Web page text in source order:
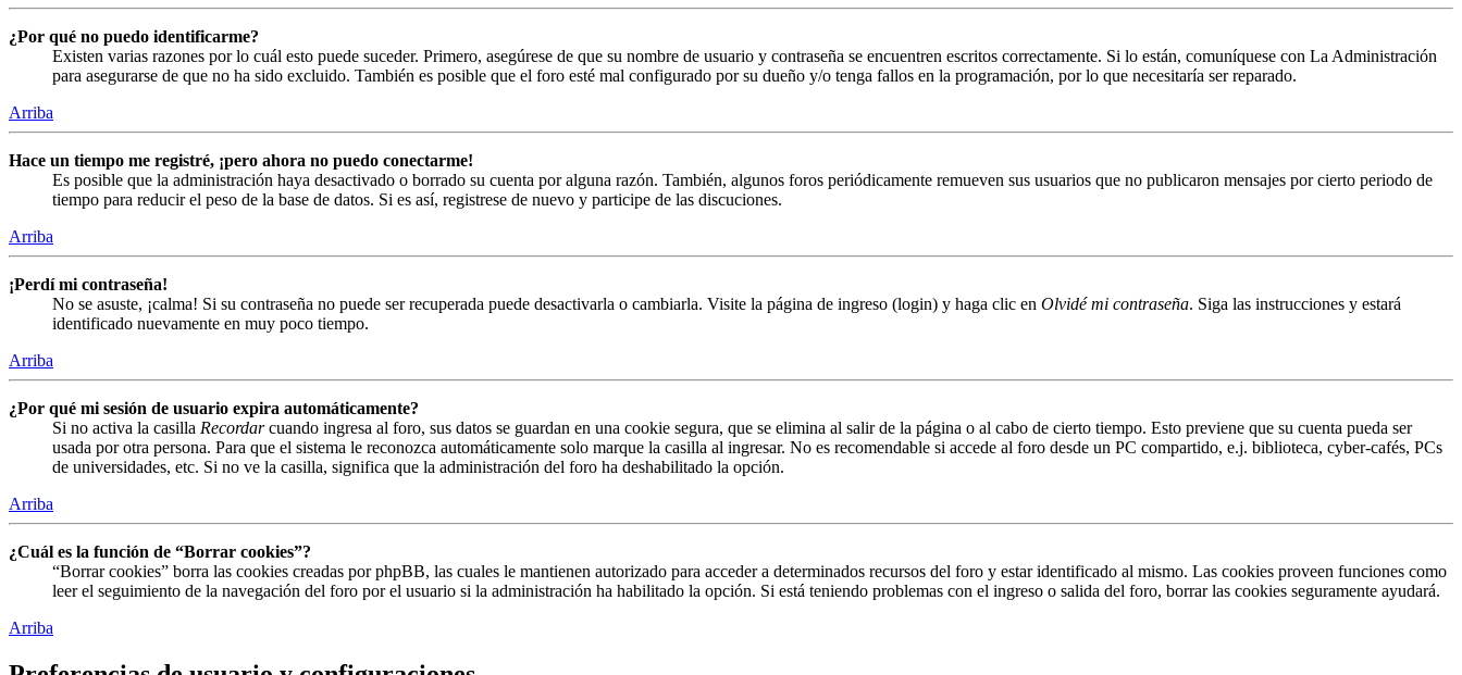
¿Por qué no puedo identificarme?
Existen varias razones por lo cuál esto puede suceder. Primero, asegúrese de que su nombre de usuario y contraseña se encuentren escritos correctamente. Si lo están, comuníquese con La Administración
para asegurarse de que no ha sido excluido. También es posible que el foro esté mal configurado por su dueño y/o tenga fallos en la programación, por lo que necesitaría ser reparado.
Arriba
Hace un tiempo me registré, ¡pero ahora no puedo conectarme!
Es posible que la administración haya desactivado o borrado su cuenta por alguna razón. También, algunos foros periódicamente remueven sus usuarios que no publicaron mensajes por cierto periodo de
tiempo para reducir el peso de la base de datos. Si es así, registrese de nuevo y participe de las discuciones.
Arriba
¡Perdí mi contraseña!
No se asuste, ¡calma! Si su contraseña no puede ser recuperada puede desactivarla o cambiarla. Visite la página de ingreso (login) y haga clic en Olvidé mi contraseña. Siga las instrucciones y estará
identificado nuevamente en muy poco tiempo.
Arriba
¿Por qué mi sesión de usuario expira automáticamente?
Si no activa la casilla Recordarcuando ingresa al foro, sus datos se guardan en una cookie segura, que se elimina al salir de la página o al cabo de cierto tiempo. Esto previene que su cuenta pueda ser
usada por otra persona. Para que el sistema le reconozca automáticamente solo marque la casilla al ingresar. No es recomendable si accede al foro desde un PC compartido, e.j. biblioteca, cyber-cafés, PCs
de universidades, etc. Si no ve la casilla, significa que la administración del foro ha deshabilitado la opción.
Arriba
¿Cuál es la función de “Borrar cookies”?
“Borrar cookies” borra las cookies creadas por phpBB, las cuales le mantienen autorizado para acceder a determinados recursos del foro y estar identificado al mismo. Las cookies proveen funciones como
leer el seguimiento de la navegación del foro por el usuario si la administración ha habilitado la opción. Si está teniendo problemas con el ingreso o salida del foro, borrar las cookies seguramente ayudará.
Arriba